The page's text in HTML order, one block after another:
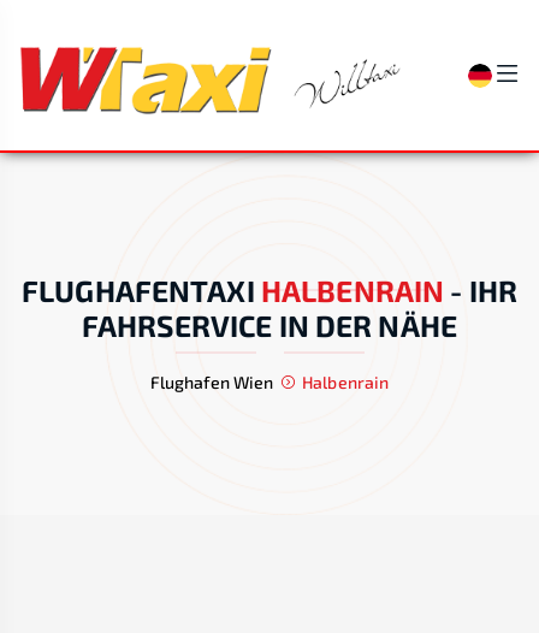
FLUGHAFENTAXI HALBENRAIN - IHR
FAHRSERVICE IN DER NÄHE
Flughafen Wien Halbenrain